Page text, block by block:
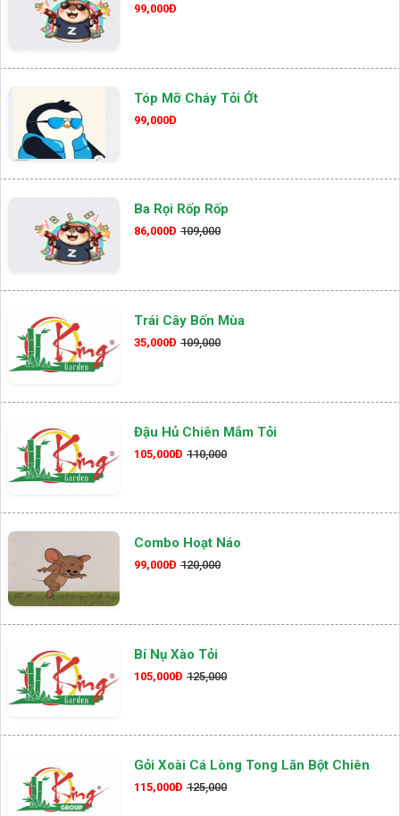
99,000Đ
Tóp Mỡ Cháy Tỏi Ớt
99,000Đ
Ba Rọi Rốp Rốp
86,000Đ 109,000
Trái Cây Bốn Mùa
35,000Đ 109,000
Đậu Hủ Chiên Mắm Tỏi
105,000Đ 110,000
Combo Hoạt Náo
99,000Đ 120,000
Bí Nụ Xào Tỏi
105,000Đ 125,000
Gỏi Xoài Cá Lòng Tong Lăn Bột Chiên
115,000Đ 125,000